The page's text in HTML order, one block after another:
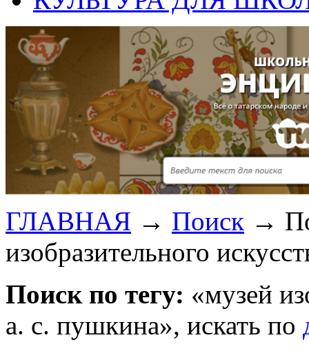
ГЛАВНАЯ → Поиск →
изобразительного
Поиск по тегу: «музей
а. с. пушкина», искать по